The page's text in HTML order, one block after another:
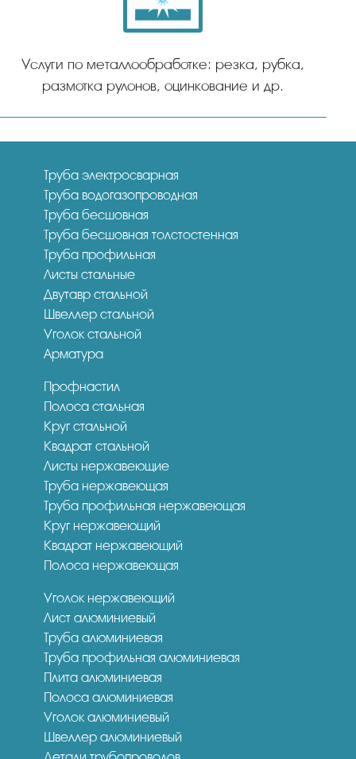
Услуги по металлообработке: резка, рубка,
размотка рулонов, оцинкование и др.
Труба электросварная
Труба водогазопроводная
Труба бесшовная
Труба бесшовная толстостенная
Труба профильная
Листы стальные
Двутавр стальной
Швеллер стальной
Уголок стальной
Арматура
Профнастил
Полоса стальная
Круг стальной
Квадрат стальной
Листы нержавеющие
Труба нержавеющая
Труба профильная нержавеющая
Круг нержавеющий
Квадрат нержавеющий
Полоса нержавеющая
Уголок нержавеющий
Лист алюминиевый
Труба алюминиевая
Труба профильная алюминиевая
Плита алюминиевая
Полоса алюминиевая
Уголок алюминиевый
Швеллер алюминиевый